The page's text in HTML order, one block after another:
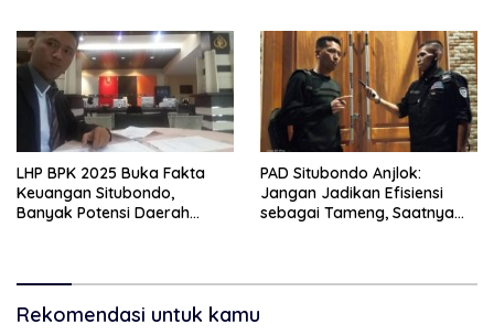
LHP BPK 2025 Buka Fakta
Keuangan Situbondo,
Banyak Potensi Daerah
PAD Situbondo Anjlok:
Jangan Jadikan Efisiensi
sebagai Tameng, Saatnya
Rekomendasi untuk kamu